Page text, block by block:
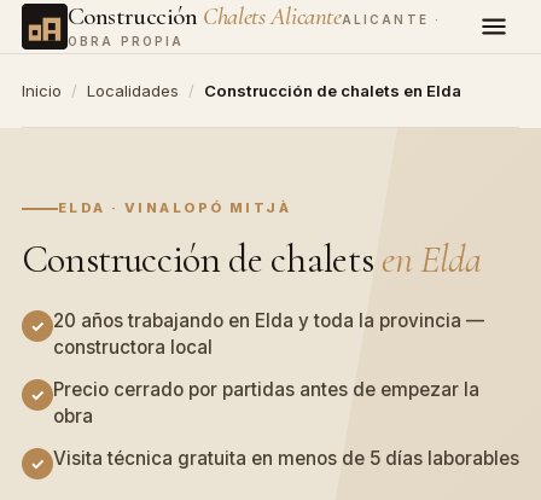
Construcción Chalets AlicanteALICANTE ·
OBRA PROPIA
Inicio / Localidades / Construcción de chalets en Elda
ELDA · VINALOPÓ MITJÀ
Construcción de chalets en Elda
20 años trabajando en Elda y toda la provincia —
constructora local
Precio cerrado por partidas antes de empezar la
obra
Visita técnica gratuita en menos de 5 días laborables